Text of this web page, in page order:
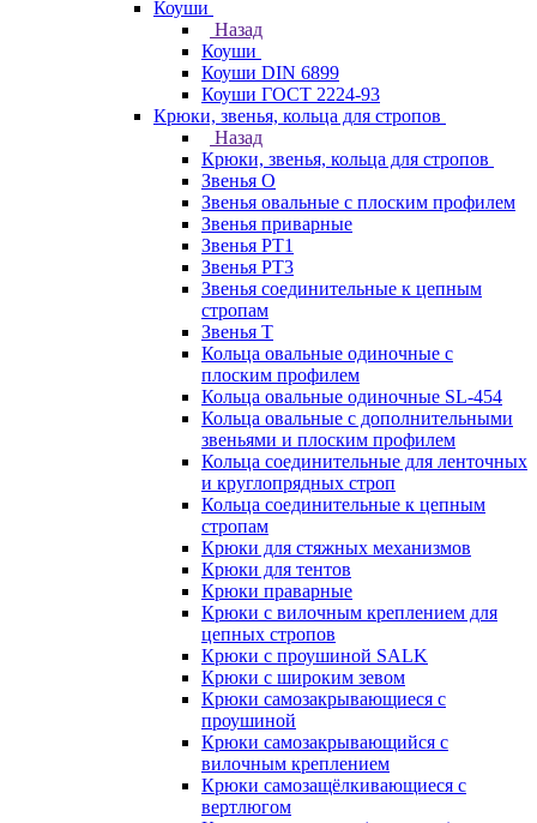
Коуши
Назад
Коуши
Коуши DIN 6899
Коуши ГОСТ 2224-93
Крюки, звенья, кольца для стропов
Назад
Крюки, звенья, кольца для стропов
Звенья О
Звенья овальные с плоским профилем
Звенья приварные
Звенья РТ1
Звенья РТ3
Звенья соединительные к цепным
стропам
Звенья Т
Кольца овальные одиночные c
плоским профилем
Кольца овальные одиночные SL-454
Кольца овальные с дополнительными
звеньями и плоским профилем
Кольца соединительные для ленточных
и круглопрядных строп
Кольца соединительные к цепным
стропам
Крюки для стяжных механизмов
Крюки для тентов
Крюки праварные
Крюки с вилочным креплением для
цепных стропов
Крюки с проушиной SALK
Крюки с широким зевом
Крюки самозакрывающиеся с
проушиной
Крюки самозакрывающийся с
вилочным креплением
Крюки самозащёлкивающиеся с
вертлюгом